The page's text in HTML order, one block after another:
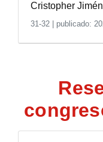
Cristopher
31-32 | publicado: